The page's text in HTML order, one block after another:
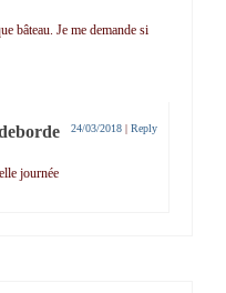
bâteau. Je me demande si
24/03/2018 | Reply
journée